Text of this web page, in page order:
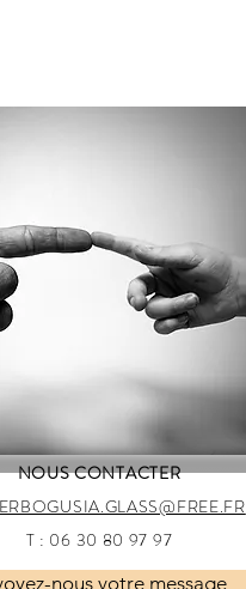
NOUS CONTACTER
T : 06 30 80 97 97
nous votre message